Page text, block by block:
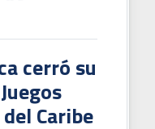
cerró su
Caribe